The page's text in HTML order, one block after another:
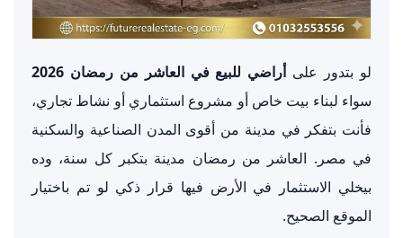
لو بتدور علىأراضي للبيع في العاشر من رمضان 2026
سواء لبناء بيت خاص أو مشروع استثماري أو نشاط تجاري،
فأنت بتفكر في مدينة من أقوى المدن الصناعية والسكنية
في مصر. العاشر من رمضان مدينة بتكبر كل سنة، وده
بيخلي الاستثمار في الأرض فيها قرار ذكي لو تم باختيار
الموقع الصحيح.